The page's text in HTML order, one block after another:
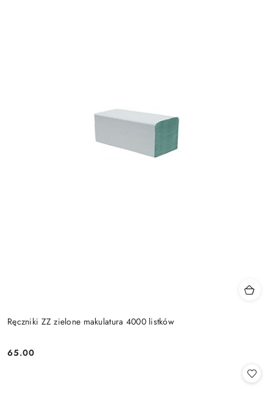
Ręczniki ZZ zielone makulatura 4000 listków
Cena:
65.00